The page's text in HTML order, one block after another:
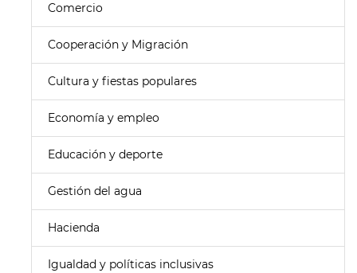
Comercio
Cooperación y Migración
Cultura y fiestas populares
Economía y empleo
Educación y deporte
Gestión del agua
Hacienda
Igualdad y políticas inclusivas